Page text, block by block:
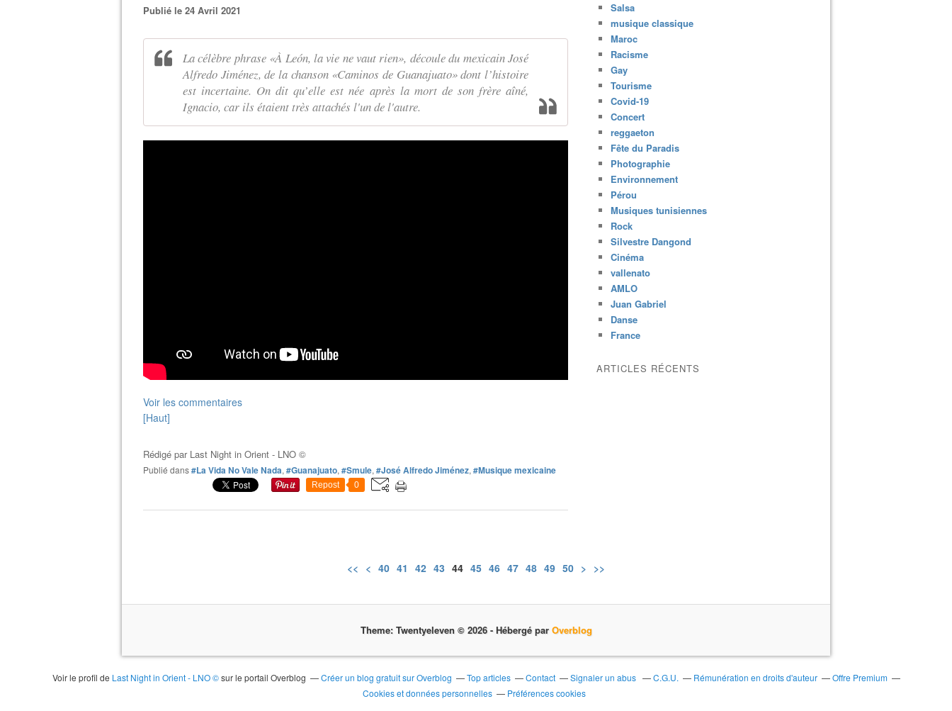
Publié le 24 Avril 2021
La célèbre phrase «À León, la vie ne vaut rien», découle du mexicain José
Alfredo Jiménez, de la chanson «Caminos de Guanajuato» dont l’histoire
est incertaine. On dit qu’elle est née après la mort de son frère aîné,
Ignacio, car ils étaient très attachés l'un de l'autre.
Voir les commentaires
[Haut]
Rédigé par Last Night in Orient - LNO ©
Publié dans#La Vida No Vale Nada, #Guanajuato, #Smule, #José Alfredo Jiménez, #Musique mexicaine
Repost 0
Salsa
musique classique
Maroc
Racisme
Gay
Tourisme
Covid-19
Concert
reggaeton
Fête du Paradis
Photographie
Environnement
Pérou
Musiques tunisiennes
Rock
Silvestre Dangond
Cinéma
vallenato
AMLO
Juan Gabriel
Danse
France
ARTICLES RÉCENTS
<< < 10
20
30
40 41 42 43 44 45 46 47 48 49 50 60
70
80
90
100
200
> >>
Theme: Twentyeleven © 2026 - Hébergé par Overblog
Voir le profil de Last Night in Orient - LNO ©sur le portail Overblog Créer un blog gratuit sur Overblog Top articles Contact Signaler un abus C.G.U. Rémunération en droits d'auteur
Offre Premium
Cookies et données personnelles
Préférences cookies